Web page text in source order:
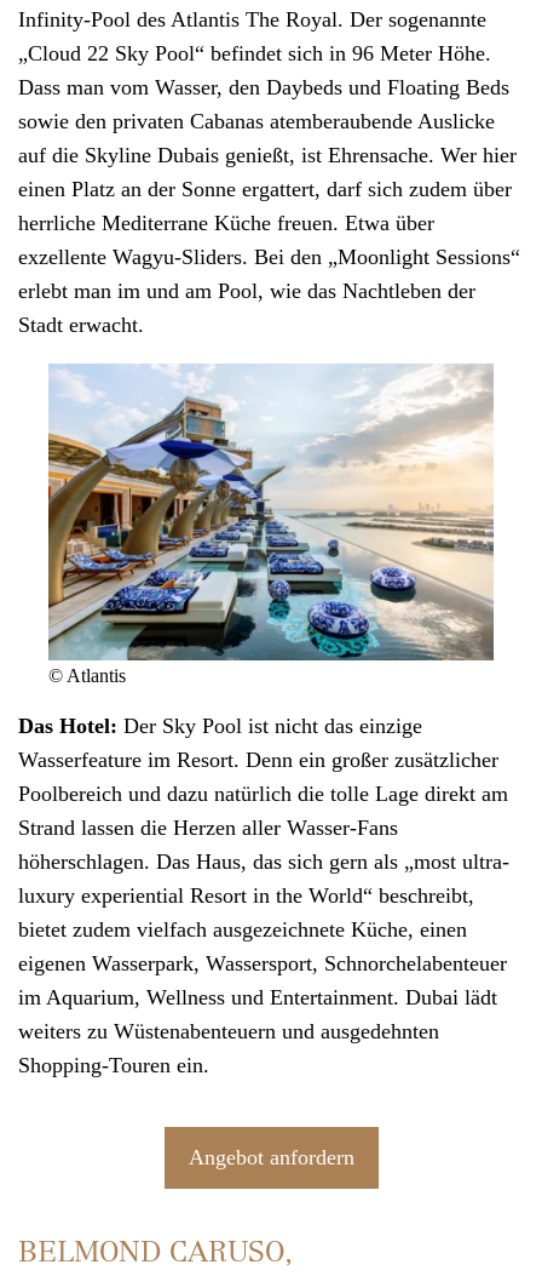
Infinity-Pool des Atlantis The Royal. Der sogenannte
„Cloud 22 Sky Pool“ befindet sich in 96 Meter Höhe.
Dass man vom Wasser, den Daybeds und Floating Beds
sowie den privaten Cabanas atemberaubende Auslicke
auf die Skyline Dubais genießt, ist Ehrensache. Wer hier
einen Platz an der Sonne ergattert, darf sich zudem über
herrliche Mediterrane Küche freuen. Etwa über
exzellente Wagyu-Sliders. Bei den „Moonlight Sessions“
erlebt man im und am Pool, wie das Nachtleben der
Stadt erwacht.
© Atlantis
Das Hotel: Der Sky Pool ist nicht das einzige
Wasserfeature im Resort. Denn ein großer zusätzlicher
Poolbereich und dazu natürlich die tolle Lage direkt am
Strand lassen die Herzen aller Wasser-Fans
höherschlagen. Das Haus, das sich gern als „most ultra-
luxury experiential Resort in the World“ beschreibt,
bietet zudem vielfach ausgezeichnete Küche, einen
eigenen Wasserpark, Wassersport, Schnorchelabenteuer
im Aquarium, Wellness und Entertainment. Dubai lädt
weiters zu Wüstenabenteuern und ausgedehnten
Shopping-Touren ein.
Angebot anfordern
BELMOND CARUSO,